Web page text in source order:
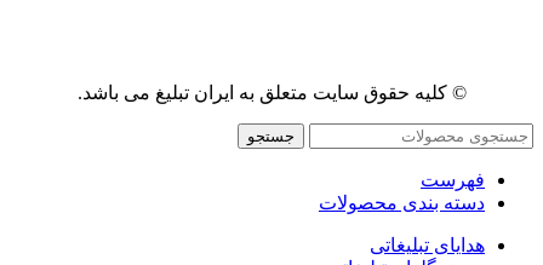
© کلیه حقوق سایت متعلق به ایران تبلیغ می باشد.
جستجو
فهرست
دسته بندی محصولات
هدایای تبلیغاتی